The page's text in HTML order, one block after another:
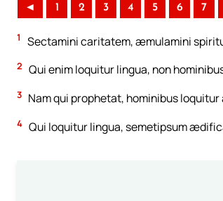
◄ 1 2 3 4 5 6 7
1 Sectamini caritatem, æmulamini
2 Qui enim loquitur lingua, non
3 Nam qui prophetat, hominibus
4 Qui loquitur lingua, semetipsum